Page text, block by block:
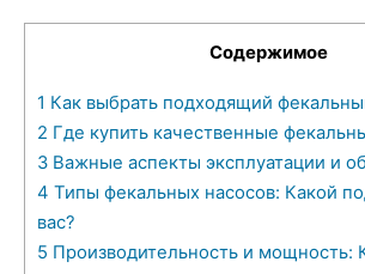
Содержимое
1 Как выбрать подходящий
2 Где купить качественные
3 Важные аспекты эксплуатации и
4 Типы фекальных насосов: Какой
вас?
5 Производительность и мощность: